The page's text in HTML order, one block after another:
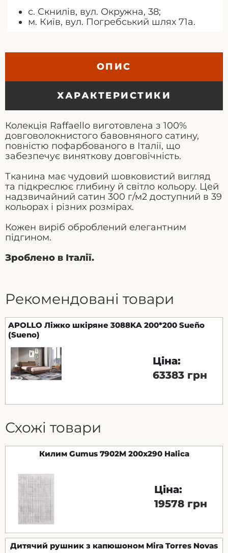
с. Скнилів, вул. Окружна, 38;
м. Київ, вул. Погребський шлях 71а.
ОПИС
ХАРАКТЕРИСТИКИ
Колекція Raffaello виготовлена ​​з 100%
довговолокнистого бавовняного сатину,
повністю пофарбованого в Італії, що
забезпечує виняткову довговічність.
Тканина має чудовий шовковистий вигляд
та підкреслює глибину й світло кольору. Цей
надзвичайний сатин 300 г/м2 доступний в 39
кольорах і різних розмірах.
Кожен виріб оброблений елегантним
підгином.
Зроблено в Італії.
Рекомендовані товари
APOLLO Ліжко шкіряне 3088KA 200*200 Sueño
(Sueno)
Ціна:
63383 грн
Схожі товари
Килим Gumus 7902M 200х290 Halica
Ціна:
19578 грн
Дитячий рушник з капюшоном Mira Torres Novas